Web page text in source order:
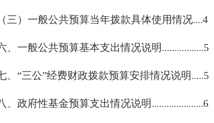
（三）一般公共预算当年拨款具体使用情况....4
、一般公共预算基本支出情况说明.................5
、 “三公”经费财政拨款预算安排情况说明.....5
、政府性基金预算支出情况说明.....................6